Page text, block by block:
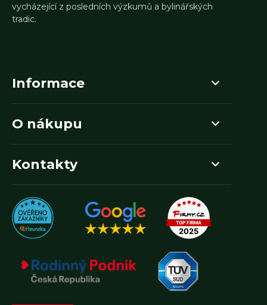
vycházející z posledních výzkumů a bylinářských
tradic.
Informace
O nákupu
Kontakty